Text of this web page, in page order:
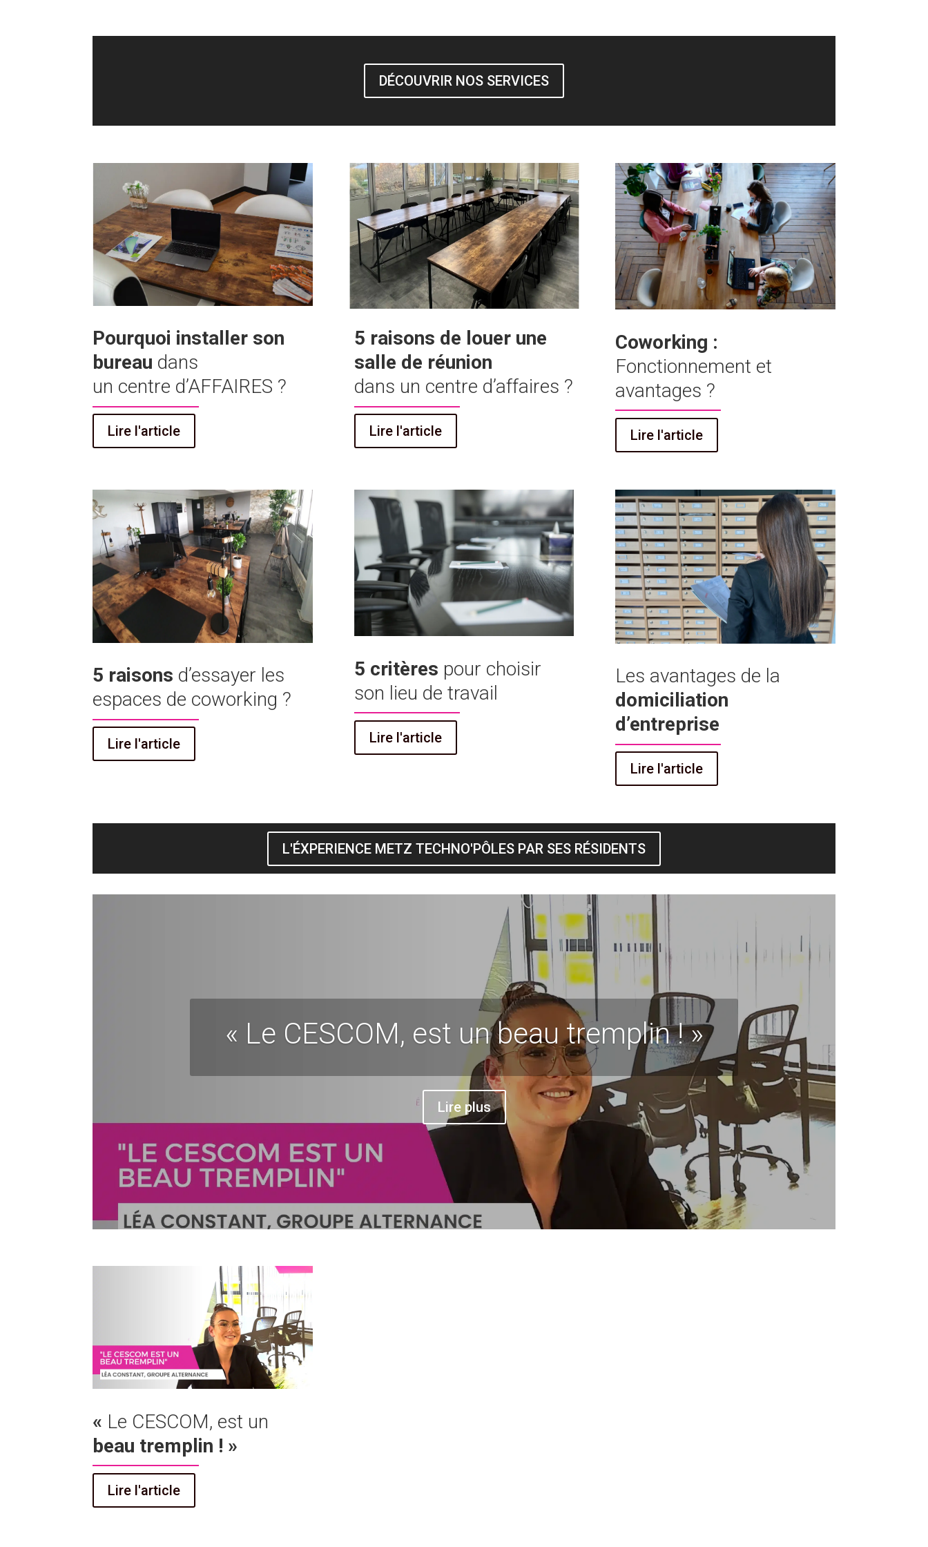
DÉCOUVRIR NOS SERVICES
Pourquoi installer son
bureau dans
un centre d’AFFAIRES ?
Lire l'article
5 raisons de louer une
salle de réunion
dans un centre d’affaires ?
Lire l'article
Coworking :
Fonctionnement et
avantages ?
Lire l'article
5 raisons d’essayer les
espaces de coworking ?
Lire l'article
5 critères pour choisir
son lieu de travail
Lire l'article
Les avantages de la
domiciliation
d’entreprise
Lire l'article
L'ÉXPERIENCE METZ TECHNO'PÔLES PAR SES RÉSIDENTS
« Le CESCOM, est un beau tremplin ! »
Lire plus
« Le CESCOM, est un
beau tremplin ! »
Lire l'article